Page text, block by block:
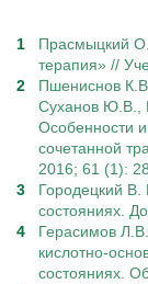
Прасмыцкий
терапия» //
Пшениснов
Суханов Ю.В.,
Особенности
сочетанной
2016; 61 (1):
Городецкий
состояниях.
Герасимов
кислотно-
состояниях.